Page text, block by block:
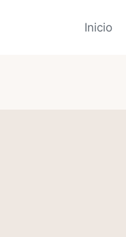
Inicio